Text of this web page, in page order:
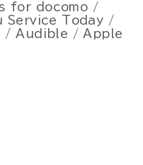
for docomo /
Service Today /
/ Audible / Apple